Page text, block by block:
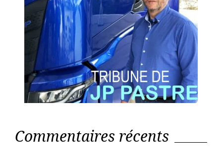
Commentaires récents